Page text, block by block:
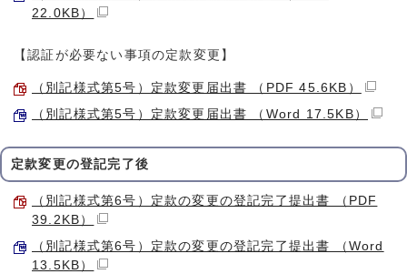
22.0KB）
【認証が必要ない事項の定款変更】
（別記様式第5号）定款変更届出書 （PDF 45.6KB）
（別記様式第5号）定款変更届出書 （Word 17.5KB）
定款変更の登記完了後
（別記様式第6号）定款の変更の登記完了提出書 （PDF
39.2KB）
（別記様式第6号）定款の変更の登記完了提出書 （Word
13.5KB）